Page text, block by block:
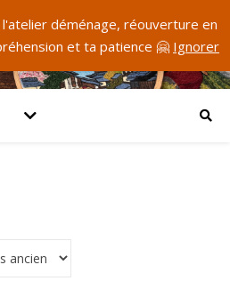
déménage, réouverture en
et ta patience 🤗 Ignorer